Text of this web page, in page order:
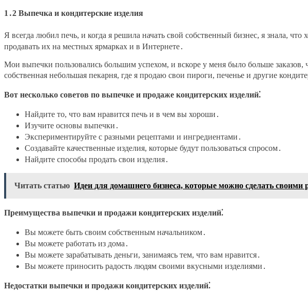
1․2 Выпечка и кондитерские изделия
Я всегда любил печь, и когда я решила начать свой собственный бизнес, я знала,
продавать их на местных ярмарках и в Интернете․
Мои выпечки пользовались большим успехом, и вскоре у меня было больше
собственная небольшая пекарня, где я продаю свои пироги, печенье и другие
Вот несколько советов по выпечке и продаже кондитерских изделий⁚
Найдите то, что вам нравится печь и в чем вы хороши․
Изучите основы выпечки․
Экспериментируйте с разными рецептами и ингредиентами․
Создавайте качественные изделия, которые будут пользоваться спросом․
Найдите способы продать свои изделия․
Читать статью Идеи для домашнего бизнеса, которые можно сделать своими
Преимущества выпечки и продажи кондитерских изделий⁚
Вы можете быть своим собственным начальником․
Вы можете работать из дома․
Вы можете зарабатывать деньги, занимаясь тем, что вам нравится․
Вы можете приносить радость людям своими вкусными изделиями․
Недостатки выпечки и продажи кондитерских изделий⁚